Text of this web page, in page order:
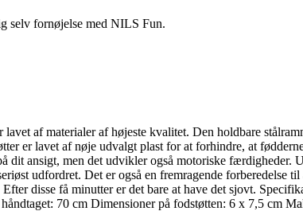
selv fornøjelse med NILS Fun.
af materialer af højeste kvalitet. Den holdbare
er lavet af nøje udvalgt plast for at forhindre, at
ansigt, men det udvikler også motoriske færdigheder.
udfordret. Det er også en fremragende forberedelse
disse få minutter er det bare at have det sjovt.
70 cm Dimensioner på fodstøtten: 6 x 7,5 cm